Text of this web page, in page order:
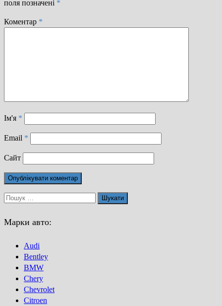
поля позначені *
Коментар *
Ім'я *
Email *
Сайт
Пошук:
Марки авто:
Audi
Bentley
BMW
Chery
Chevrolet
Citroen